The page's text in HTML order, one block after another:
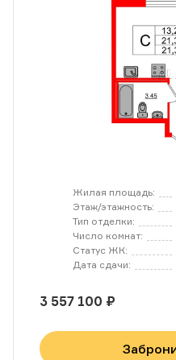
Жилая площадь:
Этаж/этажность:
Тип отделки:
Число комнат:
Статус ЖК:
Дата сдачи:
3 557 100 ₽